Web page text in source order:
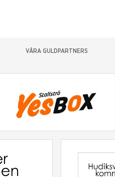
VÅRA GULDPARTNERS